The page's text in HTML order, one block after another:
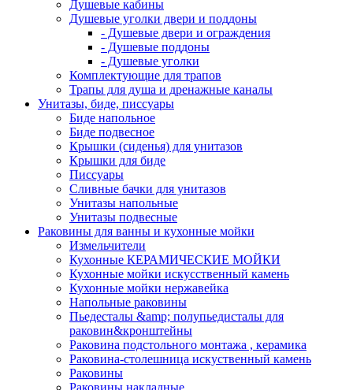
Душевые кабины
Душевые уголки двери и поддоны
- Душевые двери и ограждения
- Душевые поддоны
- Душевые уголки
Комплектующие для трапов
Трапы для душа и дренажные каналы
Унитазы, биде, писсуары
Биде напольное
Биде подвесное
Крышки (сиденья) для унитазов
Крышки для биде
Писсуары
Сливные бачки для унитазов
Унитазы напольные
Унитазы подвесные
Раковины для ванны и кухонные мойки
Измельчители
Кухонные КЕРАМИЧЕСКИЕ МОЙКИ
Кухонные мойки искусственный камень
Кухонные мойки нержавейка
Напольные раковины
Пьедесталы &amp; полупьедисталы для
раковин&кронштейны
Раковина подстольного монтажа , керамика
Раковина-столешница искуственный камень
Раковины
Раковины накладные